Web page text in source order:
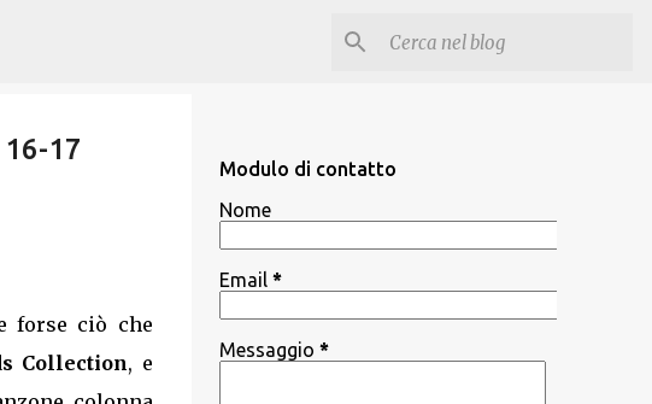
17
forse ciò che
Collection, e
Modulo di contatto
Nome
Email *
Messaggio *